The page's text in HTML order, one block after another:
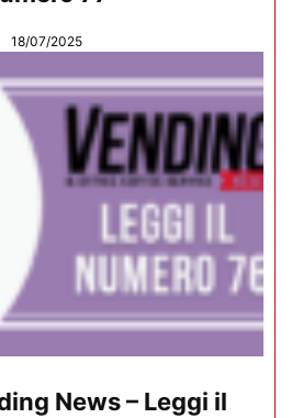
18/07/2025
News – Leggi il